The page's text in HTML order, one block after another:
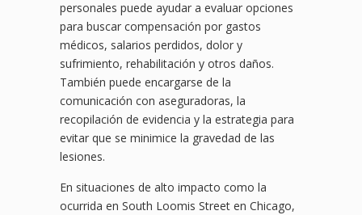
personales puede ayudar a evaluar opciones
para buscar compensación por gastos
médicos, salarios perdidos, dolor y
sufrimiento, rehabilitación y otros daños.
También puede encargarse de la
comunicación con aseguradoras, la
recopilación de evidencia y la estrategia para
evitar que se minimice la gravedad de las
lesiones.
En situaciones de alto impacto como la
ocurrida en South Loomis Street en Chicago,